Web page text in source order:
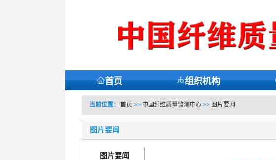
首页 组织机构
当前位置： 首页 >> 中国纤维质量监测中心>> 图片要闻
图片要闻
图片要闻